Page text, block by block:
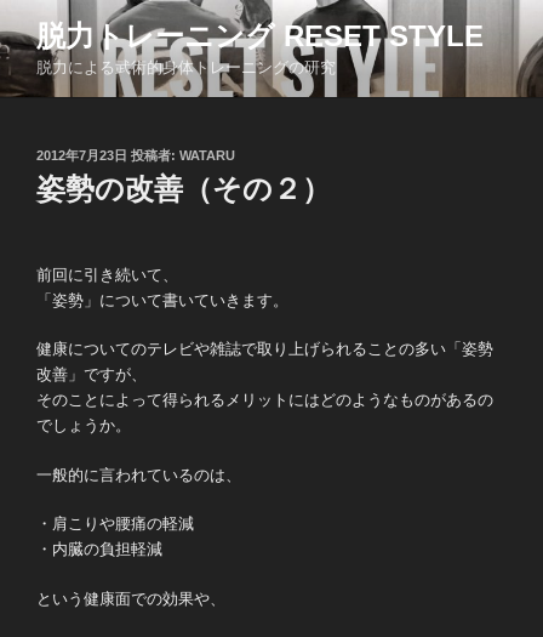
ン
テ
ン
脱力トレーニング RESET STYLE
脱力による武術的身体トレーニングの研究
投
稿
日:
2012年7月23日 投稿者: WATARU
姿勢の改善（その２）
前回に引き続いて、
「姿勢」について書いていきます。
健康についてのテレビや雑誌で取り上げられることの多い「姿勢
改善」ですが、
そのことによって得られるメリットにはどのようなものがあるの
でしょうか。
一般的に言われているのは、
・肩こりや腰痛の軽減
・内臓の負担軽減
という健康面での効果や、